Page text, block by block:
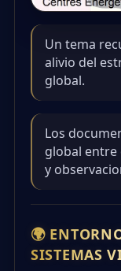
Un tema
alivio del
global.
Los
global entre
y
🌍
SISTEMAS